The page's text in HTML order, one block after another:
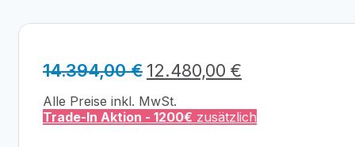
14.394,00€ Ursprünglicher
war:
14.394,00 €
12.480,00 €
ist:
12.480,00 €.
Alle Preise inkl. MwSt.
Trade-In Aktion - 1200€ zusätzlich